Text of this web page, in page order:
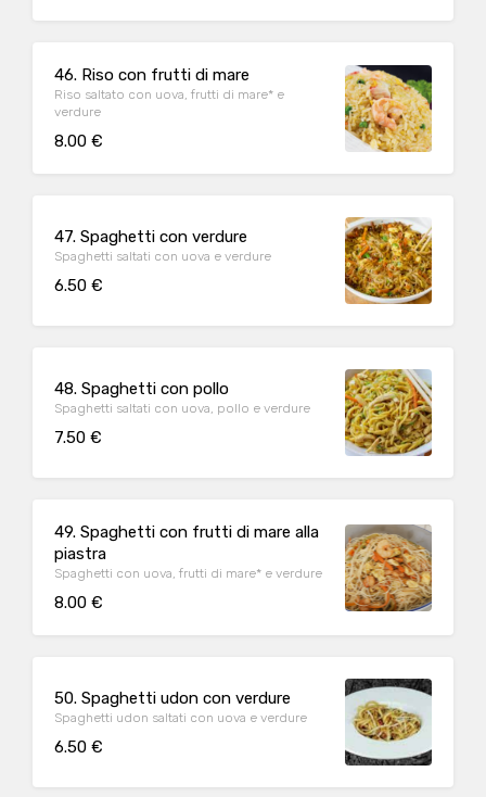
46. Riso con frutti di mare
Riso saltato con uova, frutti di mare* e
verdure
8.00 €
47. Spaghetti con verdure
Spaghetti saltati con uova e verdure
6.50 €
48. Spaghetti con pollo
Spaghetti saltati con uova, pollo e verdure
7.50 €
49. Spaghetti con frutti di mare alla
piastra
Spaghetti con uova, frutti di mare* e verdure
8.00 €
50. Spaghetti udon con verdure
Spaghetti udon saltati con uova e verdure
6.50 €